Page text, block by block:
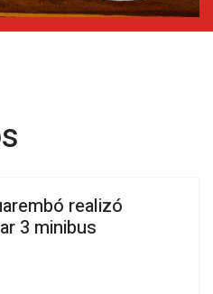
realizó
3 minibus